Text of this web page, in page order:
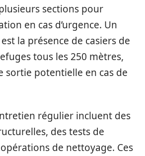
sections pour
en cas d’urgence. Un
la présence de casiers de
tous les 250 mètres,
sortie potentielle en cas de
régulier incluent des
des tests de
de nettoyage. Ces